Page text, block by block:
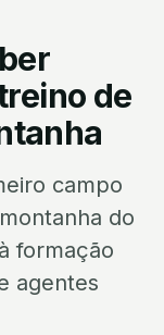
de
campo
do
formação
agentes